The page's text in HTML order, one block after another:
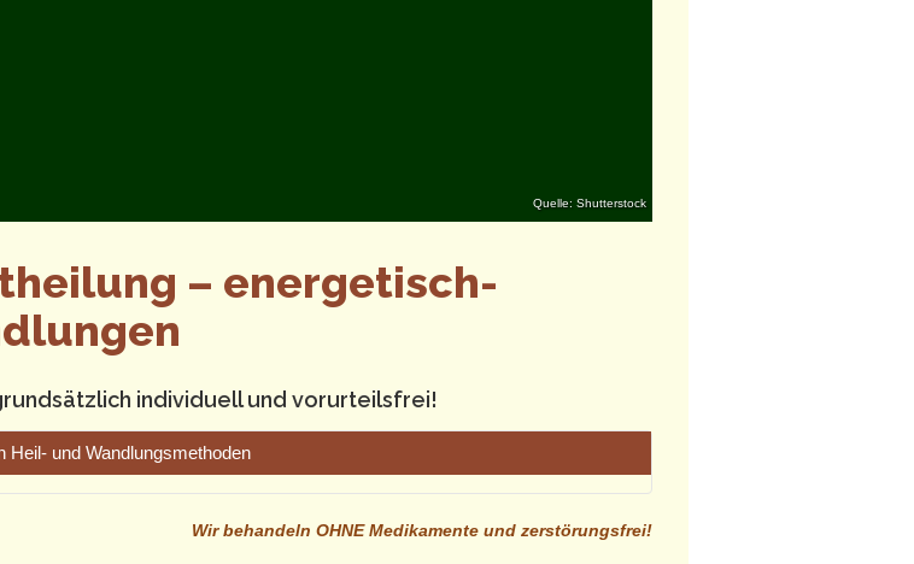
Quelle: Shutterstock
– energetisch-
individuell und vorurteilsfrei!
Heil- und Wandlungsmethoden
Wir behandeln OHNE Medikamente und zerstörungsfrei!